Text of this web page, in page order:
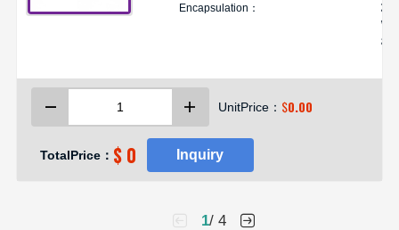
Encapsulation：
芯
模
UnitPrice： $0.00
TotalPrice： $ 0 Inquiry
1/ 4